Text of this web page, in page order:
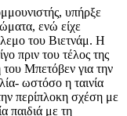
υπήρξε
ενώ είχε
του Βιετνάμ. Η
πριν του τέλος της
Μπετόβεν για την
ωστόσο η ταινία
περίπλοκη σχέση με
παιδιά με τη